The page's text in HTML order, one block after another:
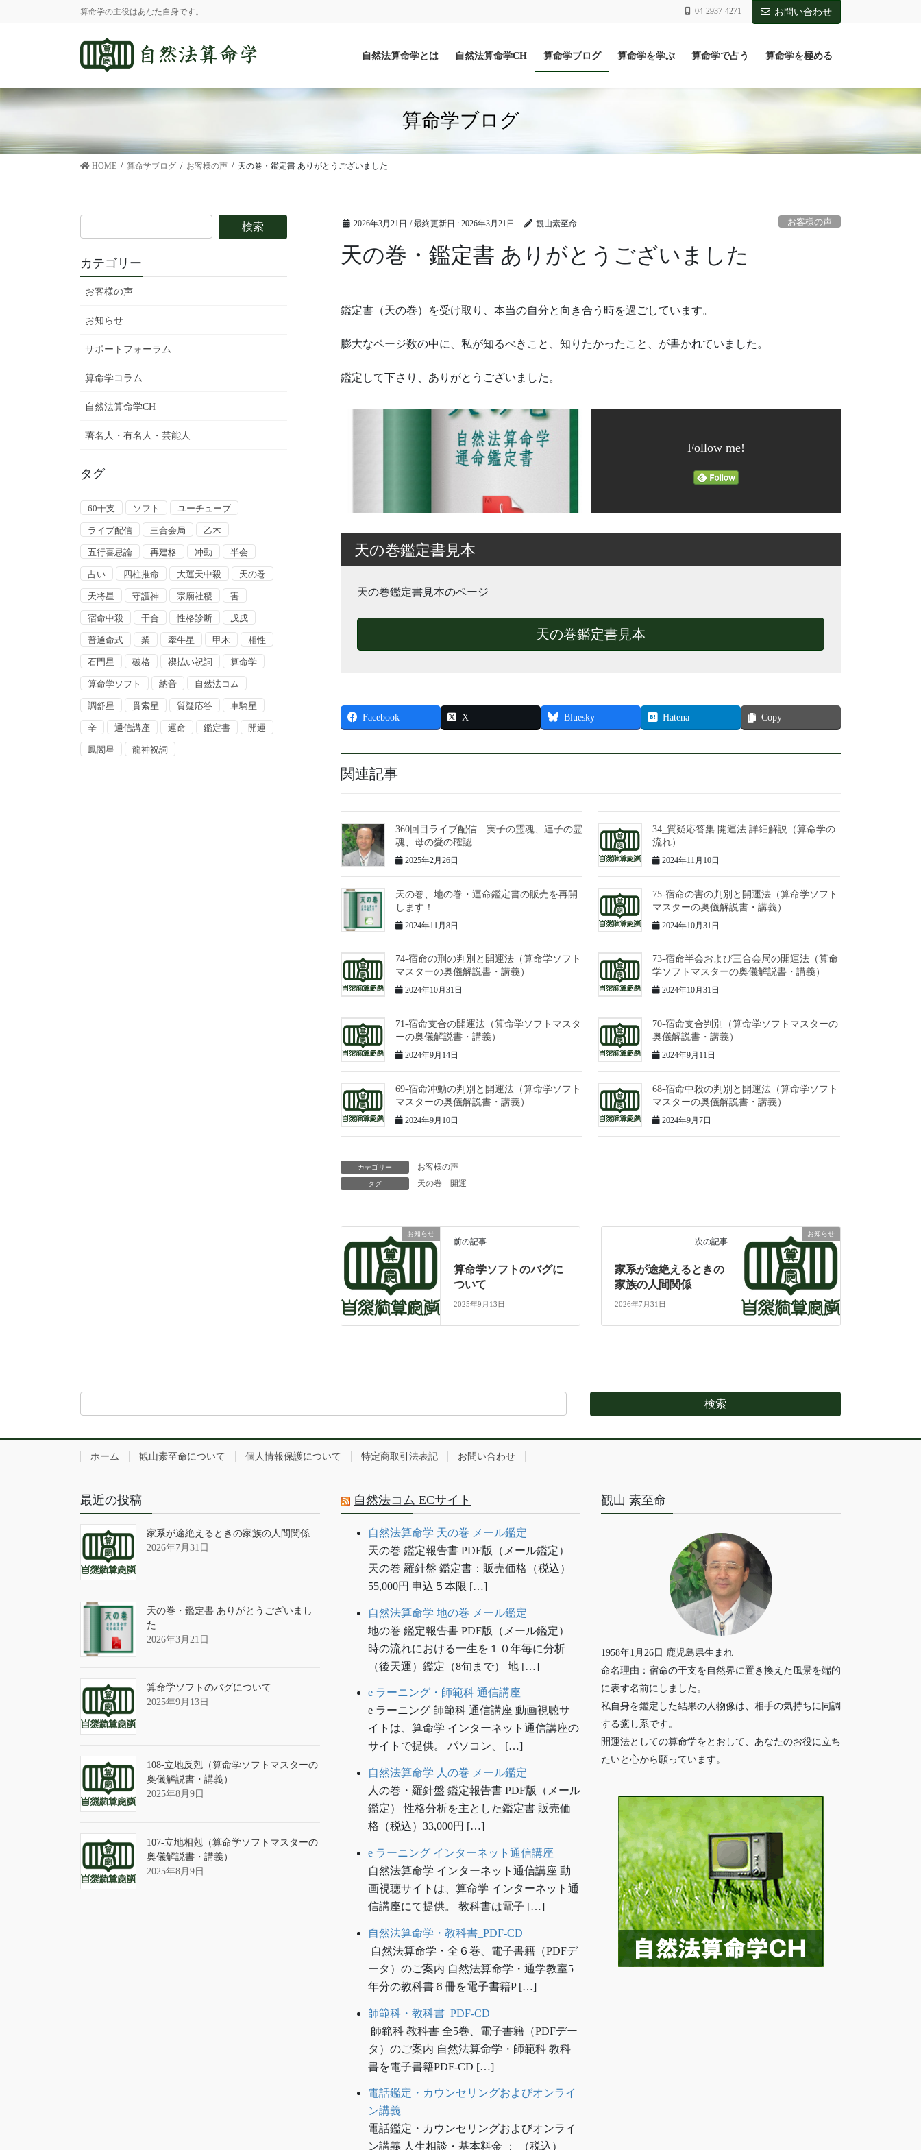
に
移
ョ
ン
移
動
算命学の主役はあなた自身です。 04-2937-4271 お問い合わせ
自然法算命学とは 自然法算命学CH 算命学ブログ 算命学を学ぶ 算命学で占う 算命学を極める
算命学ブログ
HOME 算命学ブログ お客様の声 天の巻・鑑定書 ありがとうございました
2026年3月21日 / 最終更新日 : 2026年3月21日 観山素至命 お客様の声
天の巻・鑑定書 ありがとうございました
鑑定書（天の巻）を受け取り、本当の自分と向き合う時を過ごしています。
膨大なページ数の中に、私が知るべきこと、知りたかったこと、が書かれていました。
鑑定して下さり、ありがとうございました。
Follow me!
天の巻鑑定書見本
天の巻鑑定書見本のページ
天の巻鑑定書見本
Facebook X Bluesky Hatena Copy
関連記事
360回目ライブ配信 実子の霊魂、連子の霊
魂、母の愛の確認
2025年2月26日
34_質疑応答集 開運法 詳細解説（算命学の
流れ）
2024年11月10日
天の巻、地の巻・運命鑑定書の販売を再開
します！
2024年11月8日
75-宿命の害の判別と開運法（算命学ソフト
マスターの奥儀解説書・講義）
2024年10月31日
74-宿命の刑の判別と開運法（算命学ソフト
マスターの奥儀解説書・講義）
2024年10月31日
73-宿命半会および三合会局の開運法（算命
学ソフトマスターの奥儀解説書・講義）
2024年10月31日
71-宿命支合の開運法（算命学ソフトマスタ
ーの奥儀解説書・講義）
2024年9月14日
70-宿命支合判別（算命学ソフトマスターの
奥儀解説書・講義）
2024年9月11日
69-宿命冲動の判別と開運法（算命学ソフト
マスターの奥儀解説書・講義）
2024年9月10日
68-宿命中殺の判別と開運法（算命学ソフト
マスターの奥儀解説書・講義）
2024年9月7日
カテゴリー お客様の声
タグ 天の巻 開運
お知らせ
前の記事
算命学ソフトのバグに
ついて
2025年9月13日
お知らせ
次の記事
家系が途絶えるときの
家族の人間関係
2026年7月31日
カテゴリー
お客様の声
お知らせ
サポートフォーラム
算命学コラム
自然法算命学CH
著名人・有名人・芸能人
タグ
60干支 ソフト ユーチューブ
ライブ配信 三合会局 乙木
五行喜忌論 再建格 冲動 半会
占い 四柱推命 大運天中殺 天の巻
天将星 守護神 宗廟社稷 害
宿命中殺 干合 性格診断 戊戌
普通命式 業 牽牛星 甲木 相性
石門星 破格 禊払い祝詞 算命学
算命学ソフト 納音 自然法コム
調舒星 貫索星 質疑応答 車騎星
辛 通信講座 運命 鑑定書 開運
鳳閣星 龍神祝詞
ホーム 観山素至命について 個人情報保護について 特定商取引法表記 お問い合わせ
最近の投稿
家系が途絶えるときの家族の人間関係
2026年7月31日
天の巻・鑑定書 ありがとうございまし
た
2026年3月21日
算命学ソフトのバグについて
2025年9月13日
108-立地反剋（算命学ソフトマスターの
奥儀解説書・講義）
2025年8月9日
107-立地相剋（算命学ソフトマスターの
奥儀解説書・講義）
2025年8月9日
自然法コム ECサイト
自然法算命学 天の巻 メール鑑定
天の巻 鑑定報告書 PDF版（メール鑑定）
天の巻 羅針盤 鑑定書：販売価格（税込）
55,000円 申込５本限 […]
自然法算命学 地の巻 メール鑑定
地の巻 鑑定報告書 PDF版（メール鑑定）
時の流れにおける一生を１０年毎に分析
（後天運）鑑定（8旬まで） 地 […]
e ラーニング・師範科 通信講座
e ラーニング 師範科 通信講座 動画視聴サ
イトは、算命学 インターネット通信講座の
サイトで提供。 パソコン、 […]
自然法算命学 人の巻 メール鑑定
人の巻・羅針盤 鑑定報告書 PDF版（メール
鑑定） 性格分析を主とした鑑定書 販売価
格（税込）33,000円 […]
e ラーニング インターネット通信講座
自然法算命学 インターネット通信講座 動
画視聴サイトは、算命学 インターネット通
信講座にて提供。 教科書は電子 […]
自然法算命学・教科書_PDF-CD
自然法算命学・全６巻、電子書籍（PDFデ
ータ）のご案内 自然法算命学・通学教室5
年分の教科書６冊を電子書籍P […]
師範科・教科書_PDF-CD
師範科 教科書 全5巻、電子書籍（PDFデー
タ）のご案内 自然法算命学・師範科 教科
書を電子書籍PDF-CD […]
電話鑑定・カウンセリングおよびオンライ
ン講義
電話鑑定・カウンセリングおよびオンライ
ン講義 人生相談・基本料金 ： （税込）
観山 素至命
1958年1月26日 鹿児島県生まれ
命名理由：宿命の干支を自然界に置き換えた風景を端的
に表す名前にしました。
私自身を鑑定した結果の人物像は、相手の気持ちに同調
する癒し系です。
開運法としての算命学をとおして、あなたのお役に立ち
たいと心から願っています。